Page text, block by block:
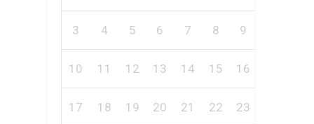
3 4 5 6 7 8 9
10 11 12 13 14 15 16
17 18 19 20 21 22 23